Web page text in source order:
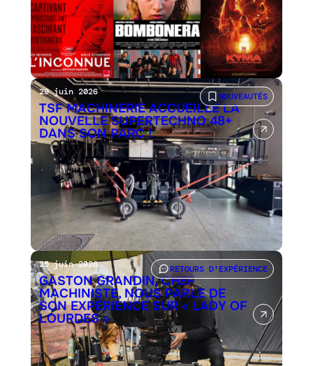
NOUVEAUTÉS
29 juin 2026
TSF MACHINERIE ACCUEILLE LA
NOUVELLE SUPERTECHNO 48+
DANS SON PARC !
RETOURS D'EXPÉRIENCE
25 juin 2026
GASTON GRANDIN, CHEF
MACHINISTE, NOUS PARLE DE
SON EXPÉRIENCE SUR « LADY OF
LOURDES »